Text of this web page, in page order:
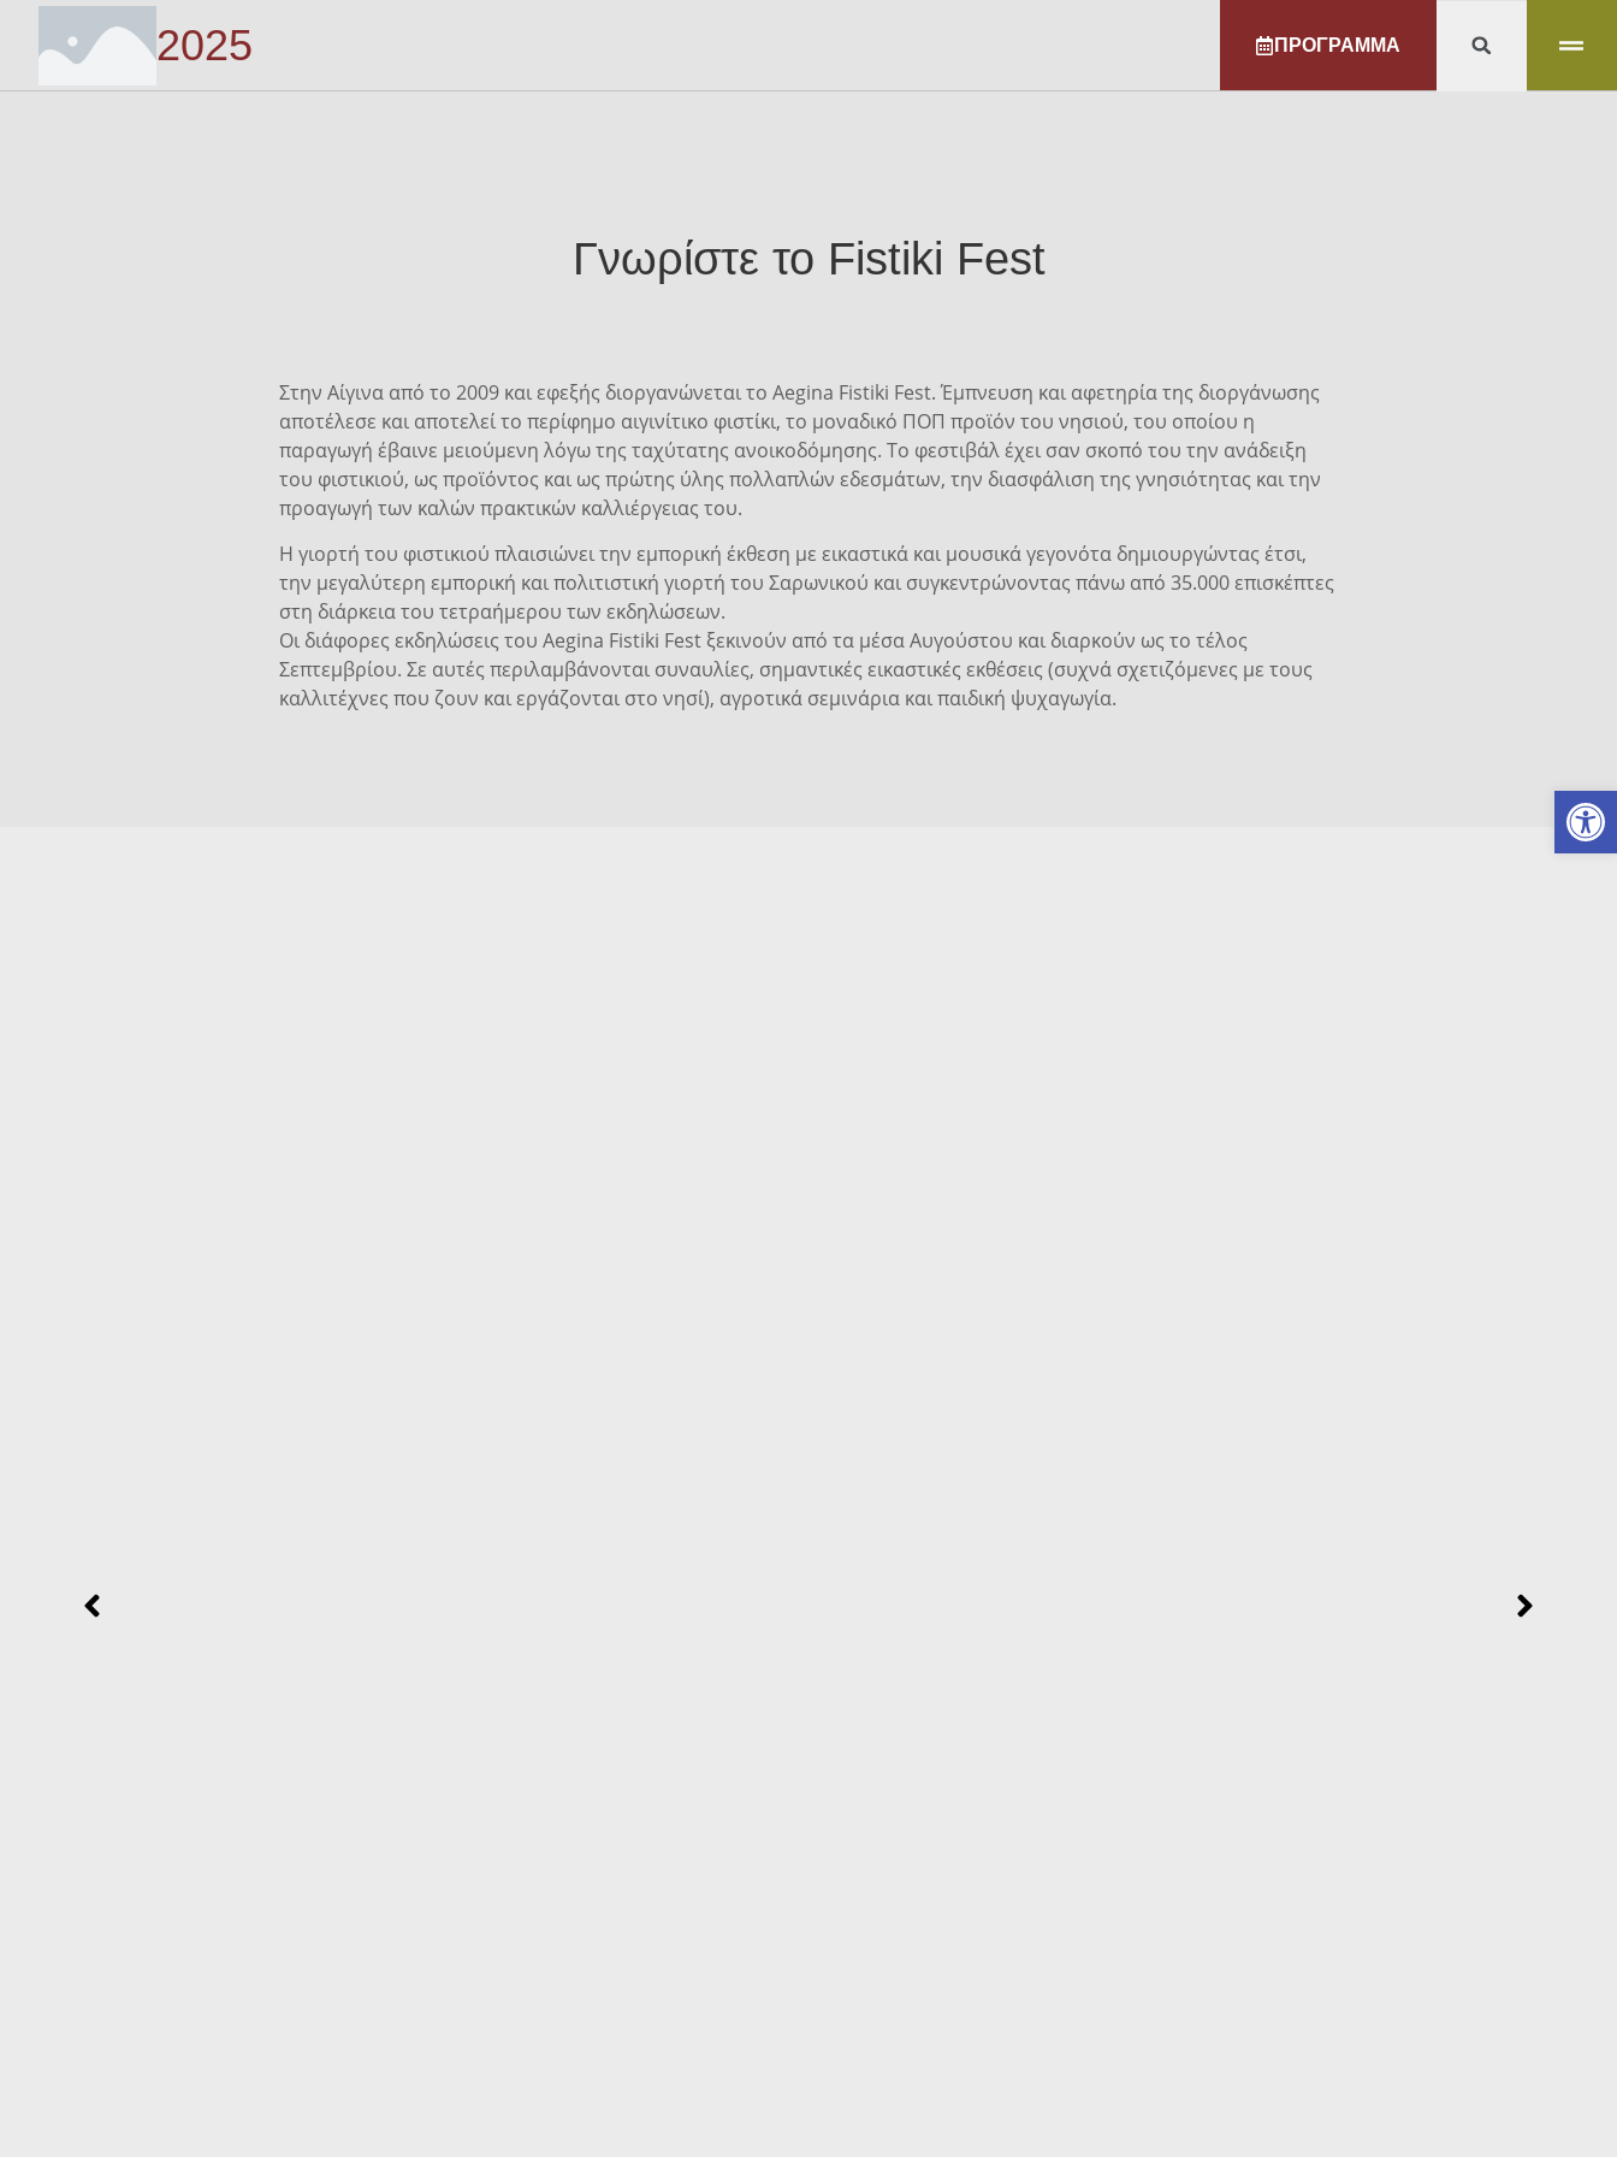
2025 ΠΡΟΓΡΑΜΜΑ
Γνωρίστε το Fistiki Fest
Στην Αίγινα από το 2009 και εφεξής διοργανώνεται το Aegina Fistiki Fest. Έμπνευση και αφετηρία της διοργάνωσης
αποτέλεσε και αποτελεί το περίφημο αιγινίτικο φιστίκι, το μοναδικό ΠΟΠ προϊόν του νησιού, του οποίου η
παραγωγή έβαινε μειούμενη λόγω της ταχύτατης ανοικοδόμησης. Το φεστιβάλ έχει σαν σκοπό του την ανάδειξη
του φιστικιού, ως προϊόντος και ως πρώτης ύλης πολλαπλών εδεσμάτων, την διασφάλιση της γνησιότητας και την
προαγωγή των καλών πρακτικών καλλιέργειας του.
Η γιορτή του φιστικιού πλαισιώνει την εμπορική έκθεση με εικαστικά και μουσικά γεγονότα δημιουργώντας έτσι,
την μεγαλύτερη εμπορική και πολιτιστική γιορτή του Σαρωνικού και συγκεντρώνοντας πάνω από 35.000 επισκέπτες
στη διάρκεια του τετραήμερου των εκδηλώσεων.
Οι διάφορες εκδηλώσεις του Αegina Fistiki Fest ξεκινούν από τα μέσα Αυγούστου και διαρκούν ως το τέλος
Σεπτεμβρίου. Σε αυτές περιλαμβάνονται συναυλίες, σημαντικές εικαστικές εκθέσεις (συχνά σχετιζόμενες με τους
καλλιτέχνες που ζουν και εργάζονται στο νησί), αγροτικά σεμινάρια και παιδική ψυχαγωγία.